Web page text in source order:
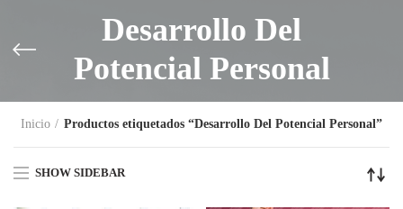
Desarrollo Del
Potencial Personal
Inicio Productos etiquetados “Desarrollo Del Potencial Personal”
SHOW SIDEBAR